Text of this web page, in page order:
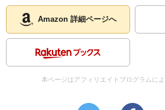
Amazon 詳細ページへ
本ページはアフィリエイトプログラムに